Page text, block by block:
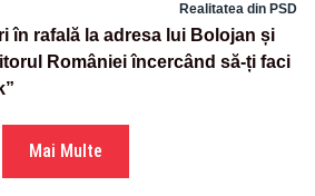
Realitatea din PSD
în rafală la adresa lui Bolojan și
României încercând să-ți faci
Mai Multe